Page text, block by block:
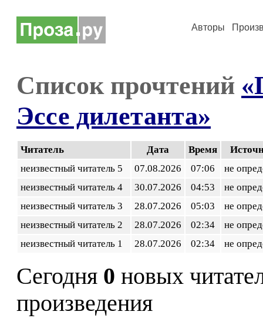
Авторы
Список прочтений
Эссе дилетанта»
Читатель Дата Время
неизвестный читатель 5
07.08.2026 07:06
не
неизвестный читатель 4
30.07.2026 04:53
не
неизвестный читатель 3
28.07.2026 05:03
не
неизвестный читатель 2
28.07.2026 02:34
не
неизвестный читатель 1
28.07.2026 02:34 не
Сегодня 0 новых
произведения